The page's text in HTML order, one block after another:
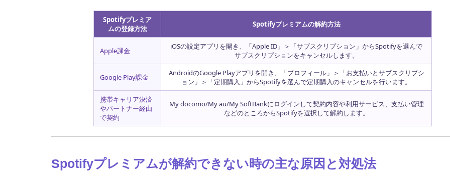
Spotifyプレミア
ムの登録方法
Spotifyプレミアムの解約方法
Apple課金
iOSの設定アプリを開き、「Apple ID」＞「サブスクリプション」からSpotifyを選んで
サブスクリプションをキャンセルします。
Google Play課金
AndroidのGoogle Playアプリを開き、「プロフィール」＞「お支払いとサブスクリプシ
ョン」＞「定期購入」からSpotifyを選んで定期購入のキャンセルを行います。
携帯キャリア決済
やパートナー経由
で契約
My docomo/My au/My SoftBankにログインして契約内容や利用サービス、支払い管理
などのところからSpotifyを選択して解約します。
Spotifyプレミアムが解約できない時の主な原因と対処法